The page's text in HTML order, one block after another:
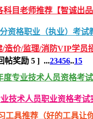
科目老师推荐【智诚出
资格职业（执业）考试
/造价/监理/消防VIP学员
帖奖励 5 ] ...23456..15
度专业技术人员资格考
技术人员职业资格考
工具推荐（好的工具让